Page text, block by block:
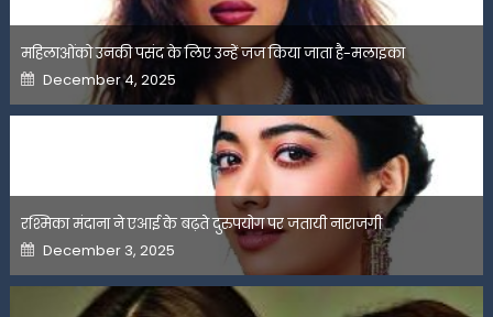
महिलाओंको उनकी पसंद के लिए उन्हें जज किया जाता है-मलाइका
Posted
on
December 4, 2025
रश्मिका मंदाना ने एआई के बढ़ते दुरुपयोग पर जतायी नाराजगी
Posted
on
December 3, 2025